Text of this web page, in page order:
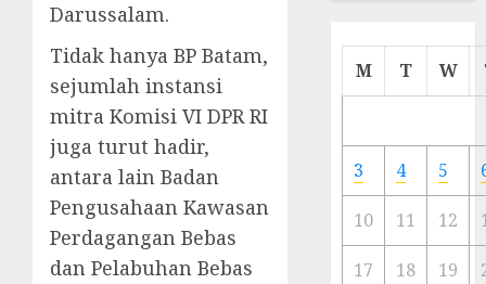
Darussalam.
Tidak hanya BP Batam,
sejumlah instansi
mitra Komisi VI DPR RI
juga turut hadir,
antara lain Badan
Pengusahaan Kawasan
Perdagangan Bebas
dan Pelabuhan Bebas
Cermin
Ibu
Kota
23/11/
M T W
3 4 5
10 11 12
17 18 19